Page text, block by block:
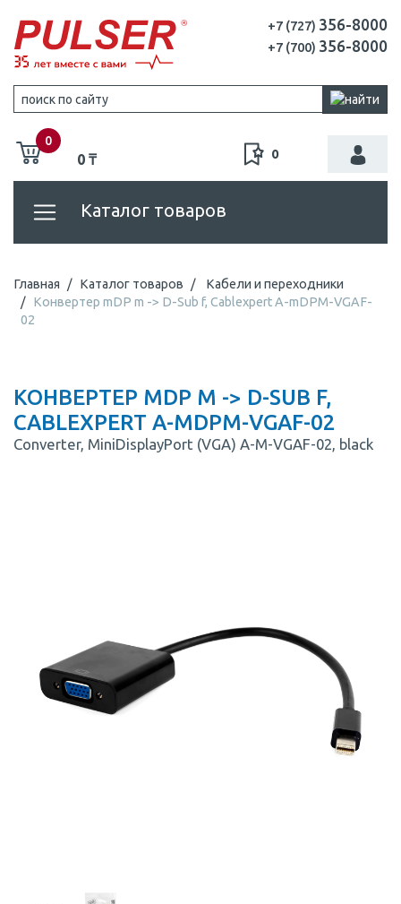
+7 (727) 356-8000
+7 (700) 356-8000
0
0 ₸ 0
Каталог товаров
Главная Каталог товаров
Кабели и переходники
Конвертер mDP m -> D-Sub f, Cablexpert A-mDPM-VGAF-
02
КОНВЕРТЕР MDP M -> D-SUB F,
CABLEXPERT A-MDPM-VGAF-02
Converter, MiniDisplayPort (VGA) A-M-VGAF-02, black